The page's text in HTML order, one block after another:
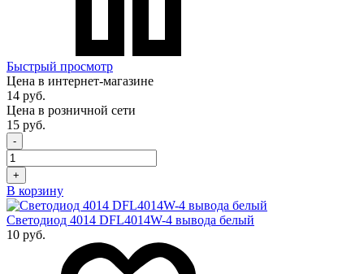
Быстрый просмотр
Цена в интернет-магазине
14 руб.
Цена в розничной сети
15 руб.
-
+
В корзину
Светодиод 4014 DFL4014W-4 вывода белый
10 руб.